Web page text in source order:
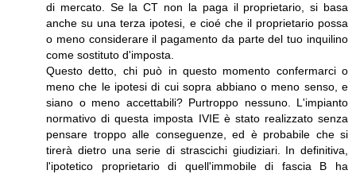
di mercato. Se la CT non la paga il proprietario, si basa
anche su una terza ipotesi, e cioé che il proprietario possa
o meno considerare il pagamento da parte del tuo inquilino
come sostituto d'imposta.
Questo detto, chi può in questo momento confermarci o
meno che le ipotesi di cui sopra abbiano o meno senso, e
siano o meno accettabili? Purtroppo nessuno. L'impianto
normativo di questa imposta IVIE è stato realizzato senza
pensare troppo alle conseguenze, ed è probabile che si
tirerà dietro una serie di strascichi giudiziari. In definitiva,
l'ipotetico proprietario di quell'immobile di fascia B ha